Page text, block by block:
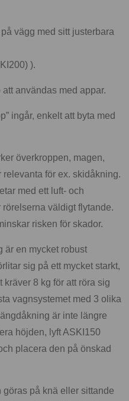
vägg med sitt justerbara
).
användas med appar.
ingår, enkelt att byta med
överkroppen, magen,
för ex. skidåkning.
med ett luft- och
väldigt flytande.
risken för skador.
är en mycket robust
sig på ett mycket starkt,
8 kg för att röra sig
vagnsystemet med 3 olika
är inte längre
höjden, lyft ASKI150
placera den på önskad
på knä eller sittande